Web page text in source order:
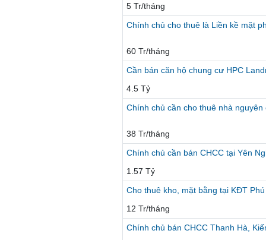
5 Tr/tháng
Chính chủ cho thuê là Liền kề mặt
60 Tr/tháng
Cần bán căn hộ chung cư HPC
4.5 Tỷ
Chính chủ cần cho thuê nhà
38 Tr/tháng
Chính chủ cần bán CHCC tại Yên
1.57 Tỷ
Cho thuê kho, mặt bằng tại KĐT
12 Tr/tháng
Chính chủ bán CHCC Thanh Hà,